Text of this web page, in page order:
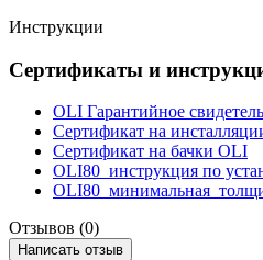
Инструкции
Сертификаты и
OLI Гарантийное
Сертификат на
Сертификат на бачки OLI
OLI80_инструкция по
Отзывов (0)
Написать отзыв